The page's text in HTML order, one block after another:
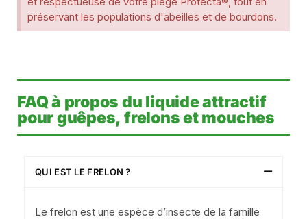
préservant les populations d'abeilles et de bourdons.
FAQ à propos du liquide attractif
pour guêpes, frelons et mouches
QUI EST LE FRELON ?
Le frelon est une espèce d’insecte de la famille